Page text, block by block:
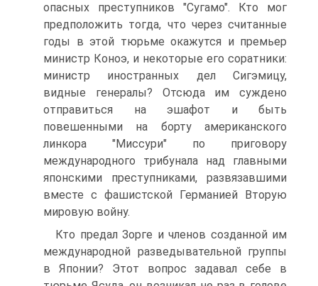
опасных преступников "Сугамо". Кто мог
предположить тогда, что через считанные
годы в этой тюрьме окажутся и премьер
министр Коноэ, и некоторые его соратники:
министр иностранных дел Сигэмицу,
видные генералы? Отсюда им суждено
отправиться на эшафот и быть
повешенными на борту американского
линкора "Миссури" по приговору
международного трибунала над главными
японскими преступниками, развязавшими
вместе с фашистской Германией Вторую
мировую войну.
Кто предал Зорге и членов созданной им
международной разведывательной группы
в Японии? Этот вопрос задавал себе в